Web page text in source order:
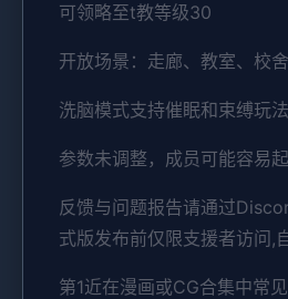
可领略至t教等级30
开放场景：走廊、教室、校
洗脑模式支持催眠和束缚玩法
参数未调整，成员可能容易
反馈与问题报告请通过
式版发布前仅限支援者访问,
第1近在漫画或CG合集中常